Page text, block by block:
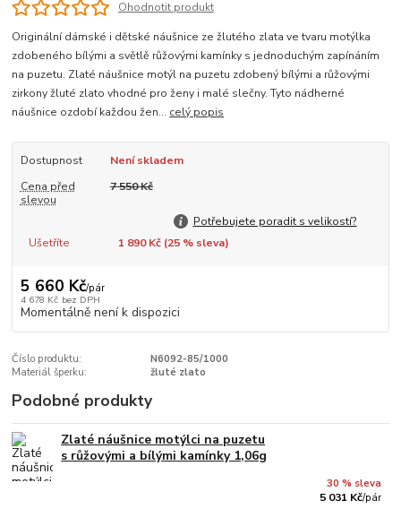
Ohodnotit produkt
Originální dámské i dětské náušnice ze žlutého zlata ve tvaru motýlka
zdobeného bílými a světlě růžovými kamínky s jednoduchým zapínáním
na puzetu. Zlaté náušnice motýl na puzetu zdobený bílými a růžovými
zirkony žluté zlato vhodné pro ženy i malé slečny. Tyto nádherné
náušnice ozdobí každou žen... celý popis
Dostupnost
Není skladem
Cena před
slevou
7 550 Kč
Potřebujete poradit s velikostí?
Ušetříte
1 890 Kč (25% sleva)
5 660 Kč/pár
4 678 Kč bez DPH
Momentálně není k dispozici
Číslo produktu:
N6092-85/1000
Materiál šperku:
žluté zlato
Podobné produkty
Zlaté náušnice motýlci na puzetu
s růžovými a bílými kamínky 1,06g
30 % sleva
5 031 Kč/pár